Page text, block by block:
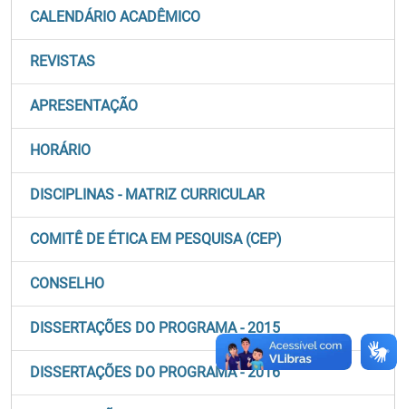
CALENDÁRIO ACADÊMICO
REVISTAS
APRESENTAÇÃO
HORÁRIO
DISCIPLINAS - MATRIZ CURRICULAR
COMITÊ DE ÉTICA EM PESQUISA (CEP)
CONSELHO
DISSERTAÇÕES DO PROGRAMA - 2015
DISSERTAÇÕES DO PROGRAMA - 2016